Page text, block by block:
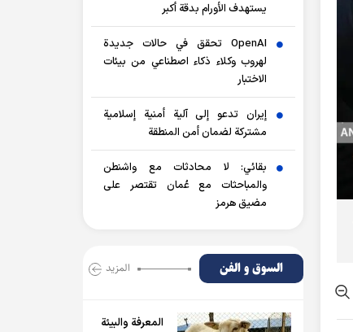
يستهدف الأورام بدقة أكبر
OpenAI تحقق في حالات جديدة
لهروب وكلاء ذكاء اصطناعي من بيئات
الاختبار
إيران تدعو إلى آلية أمنية إسلامية
مشتركة لضمان أمن المنطقة
بقائي: لا محادثات مع واشنطن
والمباحثات مع عُمان تقتصر على
مضيق هرمز
السوق و الفن المزید
المعرفة والبيئة